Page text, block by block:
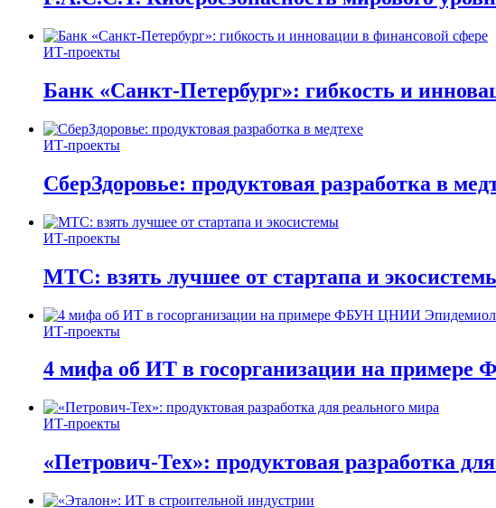
ИТ-проекты
Банк «Санкт-Петербург»: гибкость и
ИТ-проекты
СберЗдоровье: продуктовая разработка в
ИТ-проекты
МТС: взять лучшее от стартапа и
ИТ-проекты
4 мифа об ИТ в госорганизации на
ИТ-проекты
«Петрович-Тех»: продуктовая разработка